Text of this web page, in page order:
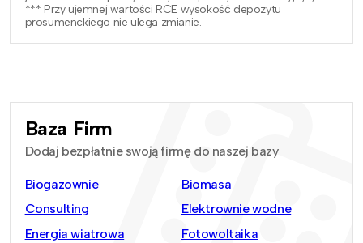
*** Przy ujemnej wartości RCE wysokość depozytu
prosumenckiego nie ulega zmianie.
Baza Firm
Dodaj bezpłatnie swoją firmę do naszej bazy
Biogazownie
Biomasa
Consulting
Elektrownie wodne
Energia wiatrowa
Fotowoltaika